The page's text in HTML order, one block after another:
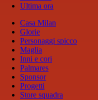
Ultima ora
Casa Milan
Glorie
Personaggi spicco
Maglia
Inni e cori
Palmares
Sponsor
Progetti
Store squadra